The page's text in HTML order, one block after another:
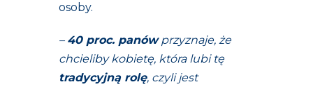
osoby.
– 40 proc. panówprzyznaje, że
chcieliby kobietę, która lubi tę
tradycyjną rolę, czyli jest